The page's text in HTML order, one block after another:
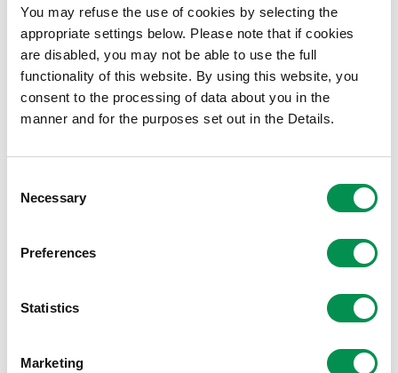
You may refuse the use of cookies by selecting the
appropriate settings below. Please note that if cookies
are disabled, you may not be able to use the full
functionality of this website. By using this website, you
consent to the processing of data about you in the
manner and for the purposes set out in the Details.
Selection
Necessary
Preferences
Statistics
Marketing
ymgynghoriadau@ffiniau.cymru
neu yn y post i:
Comisiwn Ffiniau a Democratiaeth Leol Cymru
Ty Hastings
CF24 0BL
Comisiwn ystyried ymatebion i'r ymgynghoriad. Sylwch y
yn llawn. Bydd manylion personol yn cael eu golygu er
preifatrwydd ar sylwadau a dderbynnir gan aelodau'r
gynrychioliadau a anfonir yn swyddogol.